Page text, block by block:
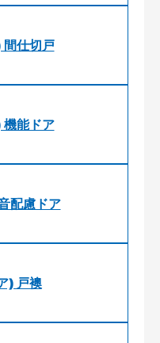
仕切戸
能ドア
配慮ドア
) 戸襖